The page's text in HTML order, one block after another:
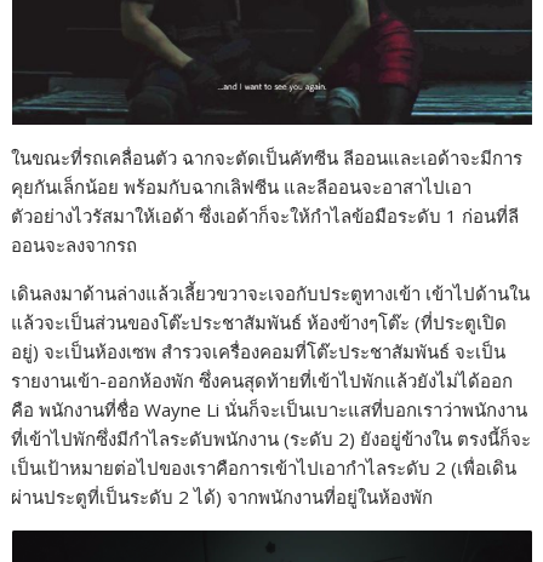
ในขณะที่รถเคลื่อนตัว ฉากจะตัดเป็นคัทซีน ลีออนและเอด้าจะมีการ
คุยกันเล็กน้อย พร้อมกับฉากเลิฟซีน และลีออนจะอาสาไปเอา
ตัวอย่างไวรัสมาให้เอด้า ซึ่งเอด้าก็จะให้กำไลข้อมือระดับ 1 ก่อนที่ลี
ออนจะลงจากรถ
เดินลงมาด้านล่างแล้วเลี้ยวขวาจะเจอกับประตูทางเข้า เข้าไปด้านใน
แล้วจะเป็นส่วนของโต๊ะประชาสัมพันธ์ ห้องข้างๆโต๊ะ (ที่ประตูเปิด
อยู่) จะเป็นห้องเซพ สำรวจเครื่องคอมที่โต๊ะประชาสัมพันธ์ จะเป็น
รายงานเข้า-ออกห้องพัก ซึ่งคนสุดท้ายที่เข้าไปพักแล้วยังไม่ได้ออก
คือ พนักงานที่ชื่อ Wayne Li นั่นก็จะเป็นเบาะแสที่บอกเราว่าพนักงาน
ที่เข้าไปพักซึ่งมีกำไลระดับพนักงาน (ระดับ 2) ยังอยู่ข้างใน ตรงนี้ก็จะ
เป็นเป้าหมายต่อไปของเราคือการเข้าไปเอากำไลระดับ 2 (เพื่อเดิน
ผ่านประตูที่เป็นระดับ 2 ได้) จากพนักงานที่อยู่ในห้องพัก